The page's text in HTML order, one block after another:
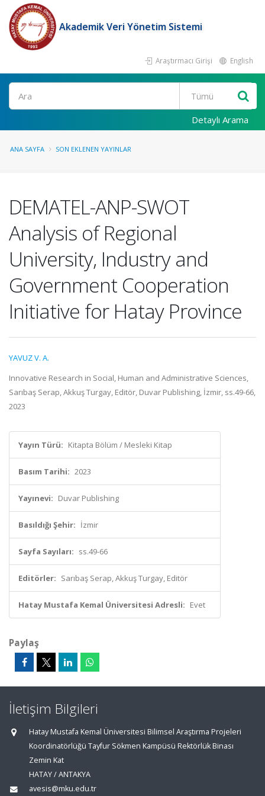
Akademik Veri Yönetim Sistemi
Araştırmacı Girişi English
Ara
Detaylı Arama
ANA SAYFA SON EKLENEN YAYINLAR
DEMATEL-ANP-SWOT
Analysis of Regional
University, Industry and
Government Cooperation
Initiative for Hatay Province
YAVUZ V. A.
Innovative Research in Social, Human and Administrative Sciences,
Sarıbaş Serap, Akkuş Turgay, Editör, Duvar Publishing, İzmir, ss.49-66,
2023
Yayın Türü: Kitapta Bölüm / Mesleki Kitap
Basım Tarihi: 2023
Yayınevi: Duvar Publishing
Basıldığı Şehir: İzmir
Sayfa Sayıları: ss.49-66
Editörler: Sarıbaş Serap, Akkuş Turgay, Editör
Hatay Mustafa Kemal Üniversitesi Adresli: Evet
Paylaş
İletişim Bilgileri
Hatay Mustafa Kemal Üniversitesi Bilimsel Araştırma Projeleri
Koordinatörlüğü Tayfur Sökmen Kampüsü Rektörlük Binası
Zemin Kat
HATAY / ANTAKYA
avesis@mku.edu.tr